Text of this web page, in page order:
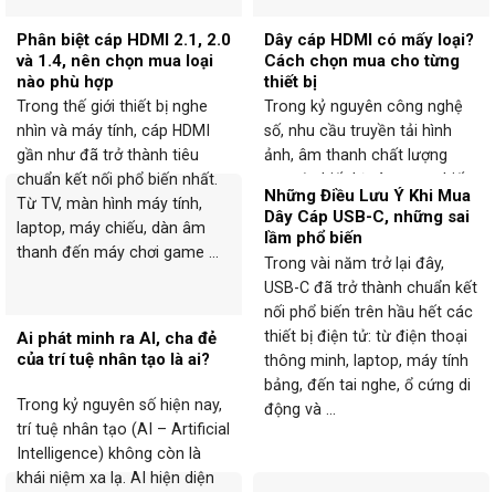
Phân biệt cáp HDMI 2.1, 2.0
và 1.4, nên chọn mua loại
nào phù hợp
Trong thế giới thiết bị nghe
nhìn và máy tính, cáp HDMI
gần như đã trở thành tiêu
chuẩn kết nối phổ biến nhất.
Từ TV, màn hình máy tính,
laptop, máy chiếu, dàn âm
thanh đến máy chơi game ...
Dây cáp HDMI có mấy loại?
Cách chọn mua cho từng
thiết bị
Trong kỷ nguyên công nghệ
số, nhu cầu truyền tải hình
ảnh, âm thanh chất lượng
cao từ thiết bị này sang thiết
bị khác ngày càng phổ biến.
Và dây cáp HDMI (High
Definition Multimedia
Interface) chính là chuẩn ...
Ai phát minh ra AI, cha đẻ
của trí tuệ nhân tạo là ai?
Trong kỷ nguyên số hiện nay,
trí tuệ nhân tạo (AI – Artificial
Intelligence) không còn là
khái niệm xa lạ. AI hiện diện
Những Điều Lưu Ý Khi Mua
Dây Cáp USB-C, những sai
lầm phổ biến
Trong vài năm trở lại đây,
USB-C đã trở thành chuẩn kết
nối phổ biến trên hầu hết các
thiết bị điện tử: từ điện thoại
thông minh, laptop, máy tính
bảng, đến tai nghe, ổ cứng di
động và ...